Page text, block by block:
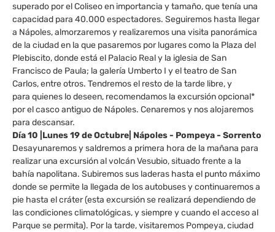
superado por el Coliseo en importancia y tamaño, que tenía una
capacidad para 40.000 espectadores. Seguiremos hasta llegar
a Nápoles, almorzaremos y realizaremos una visita panorámica
de la ciudad en la que pasaremos por lugares como la Plaza del
Plebiscito, donde está el Palacio Real y la iglesia de San
Francisco de Paula; la galería Umberto I y el teatro de San
Carlos, entre otros. Tendremos el resto de la tarde libre, y
para quienes lo deseen, recomendamos la excursión opcional*
por el casco antiguo de Nápoles. Cenaremos y nos alojaremos
para descansar.
Día 10 |Lunes 19 de Octubre| Nápoles - Pompeya - Sorrento
Desayunaremos y saldremos a primera hora de la mañana para
realizar una excursión al volcán Vesubio, situado frente a la
bahía napolitana. Subiremos sus laderas hasta el punto máximo
donde se permite la llegada de los autobuses y continuaremos a
pie hasta el cráter (esta excursión se realizará dependiendo de
las condiciones climatológicas, y siempre y cuando el acceso al
Parque se permita). Por la tarde, visitaremos Pompeya, ciudad